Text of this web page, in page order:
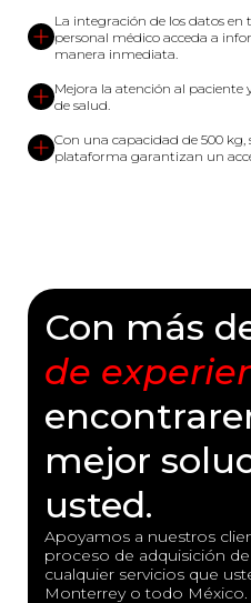
La integración de los datos
personal médico acceda a
manera inmediata.
Mejora la atención al paciente
de salud.
Con una capacidad de 500
plataforma garantizan un
Con más
de
mejor
usted.
Apoyamos a nuestros
proceso de adquisición
cualquier servicios que
Monterrey o todo México.